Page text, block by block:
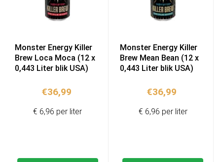
Monster Energy Killer
Brew Loca Moca (12 x
0,443 Liter blik USA)
€36,99
€ 6,96 per liter
Monster Energy Killer
Brew Mean Bean (12 x
0,443 Liter blik USA)
€36,99
€ 6,96 per liter